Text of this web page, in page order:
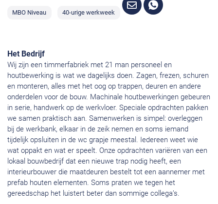
MBO Niveau 40-urige werkweek
Het Bedrijf
Wij zijn een timmerfabriek met 21 man personeel en
houtbewerking is wat we dagelijks doen. Zagen, frezen, schuren
en monteren, alles met het oog op trappen, deuren en andere
onderdelen voor de bouw. Machinale houtbewerkingen gebeuren
in serie, handwerk op de werkvloer. Speciale opdrachten pakken
we samen praktisch aan. Samenwerken is simpel: overleggen
bij de werkbank, elkaar in de zeik nemen en soms iemand
tijdelijk opsluiten in de wc grapje meestal. Iedereen weet wie
wat oppakt en wat er speelt. Onze opdrachten variëren van een
lokaal bouwbedrijf dat een nieuwe trap nodig heeft, een
interieurbouwer die maatdeuren bestelt tot een aannemer met
prefab houten elementen. Soms praten we tegen het
gereedschap het luistert beter dan sommige collega’s.